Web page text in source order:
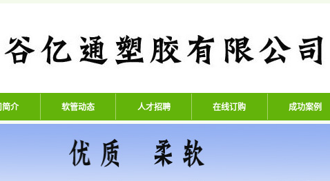
司 - 专业生产高压氧气管、乙
简介 软管动态 人才招聘 在线订购 成功案例